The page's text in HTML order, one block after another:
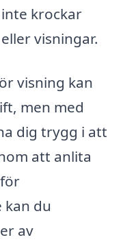
krockar
visningar.
visning kan
men med
dig trygg i att
att anlita
kan du
av